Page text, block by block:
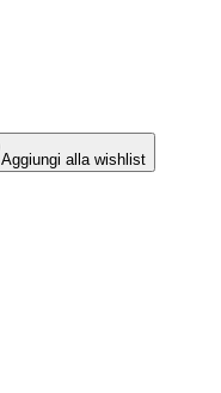
Aggiungi alla wishlist